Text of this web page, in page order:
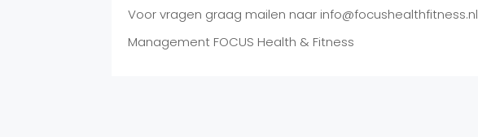
Voor vragen graag mailen naar info@focushealthfitness.nl
Management FOCUS Health & Fitness